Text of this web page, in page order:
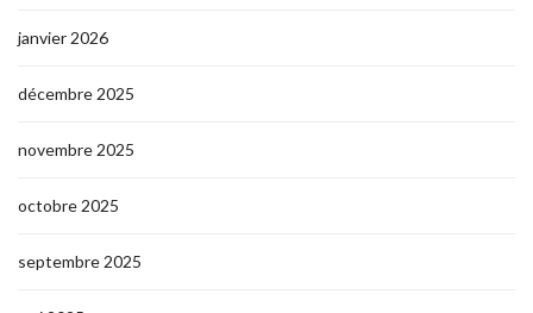
janvier 2026
décembre 2025
novembre 2025
octobre 2025
septembre 2025